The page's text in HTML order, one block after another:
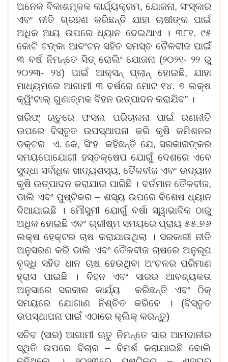
ଅନେକ ବିକାଶମୂଳକ କାର୍ଯ୍ୟକ୍ରମ, ଯୋଜନା, ସଂସ୍କାର
ଏବଂ ନୀତି ଗ୍ରହଣ କରିଛନ୍ତି ଯାହା ଚାଷୀଙ୍କ ପାଇଁ
ଅଧିକ ଆୟ ଉପରେ ଧ୍ୟାନ ଦେଇଥାଏ । ୩୮୧. ୯୫
କୋଟି ଟଙ୍କା ଆବଂଟନ ସହିତ ସମସ୍ତ ତୈଳବୀଜ ପାଇଁ
୩ ବର୍ଷ ନିମନ୍ତେ ସିଡ୍ ରୋଲିଂ ଯୋଜନା (୨୦୨୧- ୨୨ ରୁ
୨୦୨୩- ୨୪) ପାଇଁ ଆକ୍ସନ୍ ପ୍ଲାନ୍ ହୋଇଛି, ଯାହା
ମାଧ୍ୟମରେ ଆଗାମୀ ୩ ବର୍ଷରେ ମୋଟ ୧୪. ୭ ଲକ୍ଷ
କ୍ୱିଂଟାଲ୍ ଗୁଣାତ୍ମକ ବିହନ ଉତ୍ପାଦନ କରାଯିବ” ।
ଖରିଫ୍ ଋତୁରେ ଫସଲ ପରିଚାଳନା ପାଇଁ ରଣନୀତି
ଉପରେ ବିସ୍ତୃତ ଉପସ୍ଥାପନା କରି କୃଷି କମିଶନର
ଡକ୍ଟର ଏ. କେ, ସିଂହ କହିଛନ୍ତି ଯେ, ସରକାରଙ୍କର
ସମୟପୋଯୋଗୀ ହସ୍ତକ୍ଷେପ ଯୋଗୁଁ ଦେଶରେ ଏବେ
ସୁଦ୍ଧା ସର୍ବାଧିକ ଖାଦ୍ୟଶସ୍ୟ, ତୈଳବୀଜ ଏବଂ ଉଦ୍ୟାନ
କୃଷି ଉତ୍ପାଦନ କରାଯାଇ ପାରିଛି । ବର୍ତମାନ ତୈଳବୀଜ,
ଡାଲି ଏବଂ ପୁଷ୍ଟିକର – ଶସ୍ୟ ଉପରେ ବିଶେଷ ଧ୍ୟାନ
ଦିଆଯାଇଛି । ମୌସୁମୀ ଯୋଗୁଁ ବର୍ଷା ସ୍ୱାଭାବିକ ଠାରୁ
ଅଧିକ ହୋଇଛି ଏବଂ ଗ୍ରୀଷ୍ମ ସମୟରେ ପ୍ରାୟ ୫୫.୭୬
ଲକ୍ଷ ହେକ୍ଟର ଚାଷ କରାଯାଉଥିଲା । ସରକାରୀ ନୀତି
ଅନୁସରଣ କରି ଡାଲି ଏବଂ ତୈଳବୀଜ ଚାଷରେ ଅନୁରୂପ
ବୃଦ୍ଧି ସହିତ ଧାନ ଚାଷ ହେଉଥିବା ଅଂଚଳର ପରିମାଣ
ହ୍ରାସ ପାଇଛି । ବିହନ ଏବଂ ସାରର ଆବଶ୍ୟକତା
ଅନୁସାରେ ସରକାର କାର୍ଯ୍ୟ କରିଛନ୍ତି ଏବଂ ଠିକ୍
ସମୟରେ ଯୋଗାଣ ନିଶ୍ଚିତ କରିବେ । (ବିସ୍ତୃତ
ଉପସ୍ଥାପନା ପାଇଁ ଏଠାରେ କ୍ଲିକ୍ କରନ୍ତୁ)
ସଚିବ (ସାର) ଆଗାମୀ ଋତୁ ନିମନ୍ତେ ସାର ଆମଦାନୀର
ସ୍ଥିତି ଉପରେ ବିଚାର – ବିମର୍ଶ କରାଯାଇଛି ବୋଲି